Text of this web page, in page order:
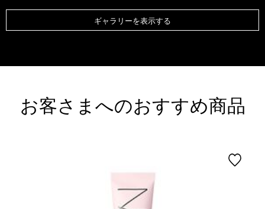
ギャラリーを表示する
お客さまへのおすすめ商品